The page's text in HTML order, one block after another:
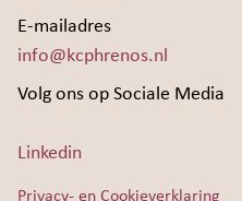
E-mailadres
info@kcphrenos.nl
Volg ons op Sociale Media
Linkedin
Privacy- en Cookieverklaring